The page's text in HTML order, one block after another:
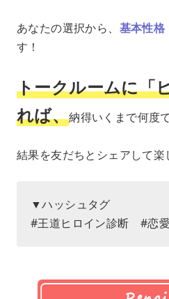
あなたの選択から、 基本性格
す！
トークルームに「
れば、納得いくまで何度
結果を友だちとシェアして
▼ハッシュタグ
#王道ヒロイン診断 #恋